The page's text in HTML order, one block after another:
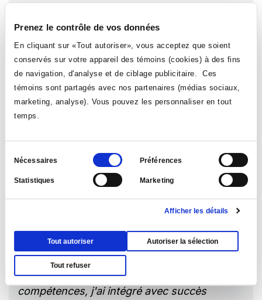
Prenez le contrôle de vos données
En cliquant sur «Tout autoriser», vous acceptez que soient
conservés sur votre appareil des témoins (cookies) à des fins
de navigation, d'analyse et de ciblage publicitaire. Ces
témoins sont partagés avec nos partenaires (médias sociaux,
marketing, analyse). Vous pouvez les personnaliser en tout
temps.
Sélection
consentement
Nécessaires Préférences
Statistiques Marketing
Afficher les détails
Tout autoriser Autoriser la sélection
Tout refuser
La formation a été une véritable révélation,
enrichissant mes connaissances en
biotechnologie et les actualisant aux
dernières avancées du domaine. Fort de ces
compétences, j'ai intégré avec succès